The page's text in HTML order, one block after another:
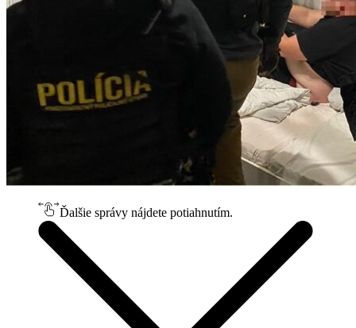
Ďalšie správy nájdete potiahnutím.